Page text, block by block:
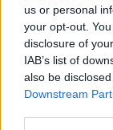
us or personal
your opt-out.
disclosure of
IAB’s list of
also be
Downstream
Municípios dos
área
Os sete
acolher a grande